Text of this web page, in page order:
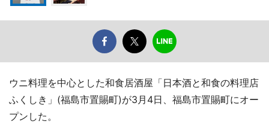
ウニ料理を中心とした和食居酒屋「日本酒と和食の料理店
ふくしき」(福島市置賜町)が3月4日、福島市置賜町にオー
プンした。